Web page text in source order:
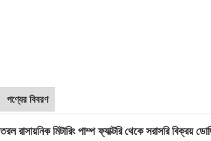
পণ্যের বিবরণ
তরল রাসায়নিক মিটারিং পাম্প ফ্যাক্টরি থেকে সরাসরি বিক্রয়